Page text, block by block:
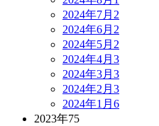
2024年7月 2
2024年6月 2
2024年5月 2
2024年4月 3
2024年3月 3
2024年2月 3
2024年1月 6
2023年75